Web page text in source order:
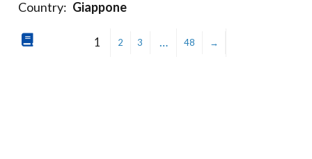
Country: Giappone
1 2 3 … 48 →